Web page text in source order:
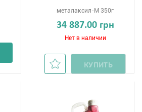
металаксил-М 350г
34 887.00 грн
Нет в наличии
КУПИТЬ